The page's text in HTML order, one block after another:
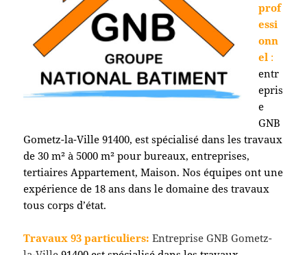
prof
essi
onn
el :
entr
epris
e
GNB
Gometz-la-Ville 91400, est spécialisé dans les travaux
de 30 m² à 5000 m² pour bureaux, entreprises,
tertiaires Appartement, Maison. Nos équipes ont une
expérience de 18 ans dans le domaine des travaux
tous corps d’état.
Travaux 93 particuliers: Entreprise GNB Gometz-